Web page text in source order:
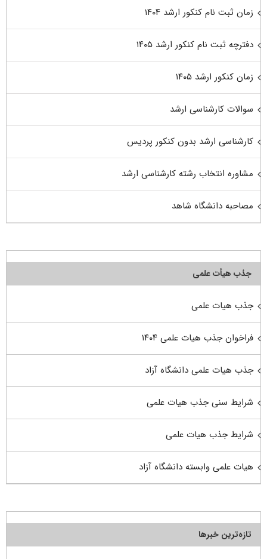
زمان ثبت نام کنکور ارشد ۱۴۰۴
دفترچه ثبت نام کنکور ارشد ۱۴۰۵
زمان کنکور ارشد ۱۴۰۵
سوالات کارشناسی ارشد
کارشناسی ارشد بدون کنکور پردیس
مشاوره انتخاب رشته کارشناسی ارشد
مصاحبه دانشگاه شاهد
جذب هیأت علمی
جذب هیات علمی
فراخوان جذب هیات علمی ۱۴۰۴
جذب هیات علمی دانشگاه آزاد
شرایط سنی جذب هیات علمی
شرایط جذب هیات علمی
هیات علمی وابسته دانشگاه آزاد
تازه‌ترین خبرها